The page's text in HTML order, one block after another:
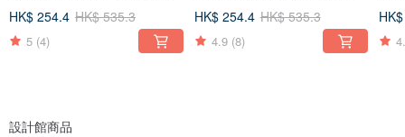
HK$ 254.4 HK$ 535.3
5 (4)
HK$ 254.4 HK$ 535.3
4.9 (8)
設計館商品